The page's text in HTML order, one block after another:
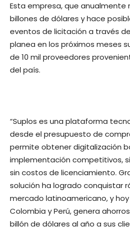
Esta empresa, que anualmente
billones de dólares y hace
eventos de licitación a través
planea en los próximos meses
de 10 mil proveedores
del país.
“Suplos es una plataforma
desde el presupuesto de
permite obtener digitalización
implementación competitivos,
sin costos de licenciamiento.
solución ha logrado conquistar
mercado latinoamericano, y
Colombia y Perú, genera
billón de dólares al año a sus